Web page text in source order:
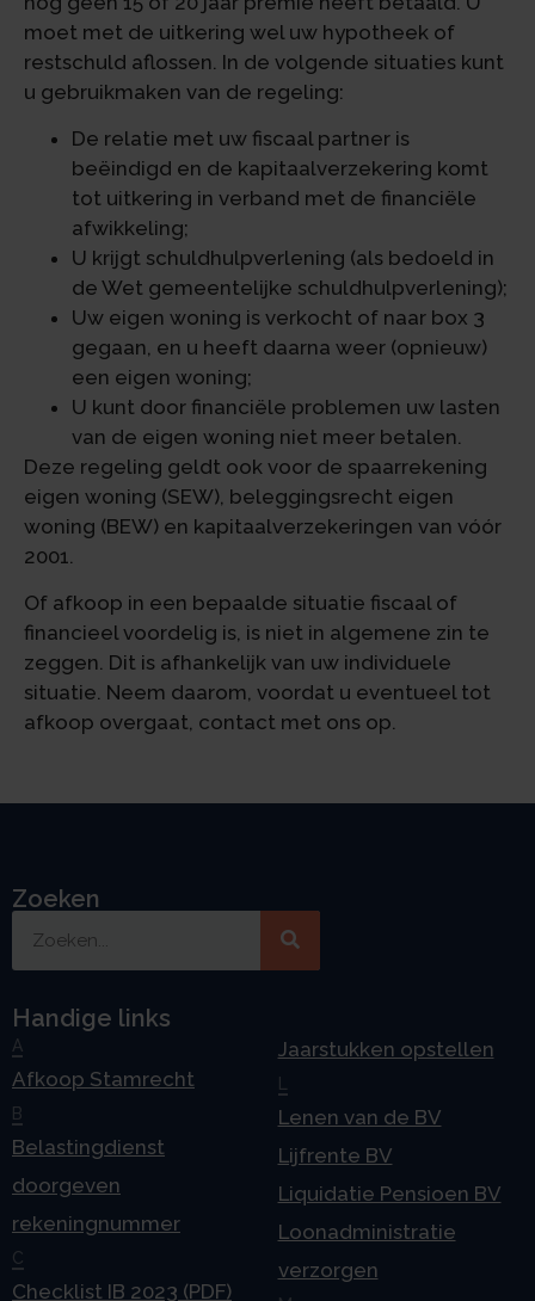
moet met de uitkering wel uw hypotheek of
restschuld aflossen. In de volgende situaties kunt
u gebruikmaken van de regeling:
De relatie met uw fiscaal partner is
beëindigd en de kapitaalverzekering komt
tot uitkering in verband met de financiële
afwikkeling;
U krijgt schuldhulpverlening (als bedoeld in
de Wet gemeentelijke schuldhulpverlening);
Uw eigen woning is verkocht of naar box 3
gegaan, en u heeft daarna weer (opnieuw)
een eigen woning;
U kunt door financiële problemen uw lasten
van de eigen woning niet meer betalen.
Deze regeling geldt ook voor de spaarrekening
eigen woning (SEW), beleggingsrecht eigen
woning (BEW) en kapitaalverzekeringen van vóór
2001.
Of afkoop in een bepaalde situatie fiscaal of
financieel voordelig is, is niet in algemene zin te
zeggen. Dit is afhankelijk van uw individuele
situatie. Neem daarom, voordat u eventueel tot
afkoop overgaat, contact met ons op.
Zoeken
Handige links
A
Afkoop Stamrecht
B
Belastingdienst
doorgeven
rekeningnummer
C
Checklist IB 2023 (PDF)
Jaarstukken opstellen
Lenen van de BV
Lijfrente BV
Liquidatie Pensioen BV
Loonadministratie
verzorgen